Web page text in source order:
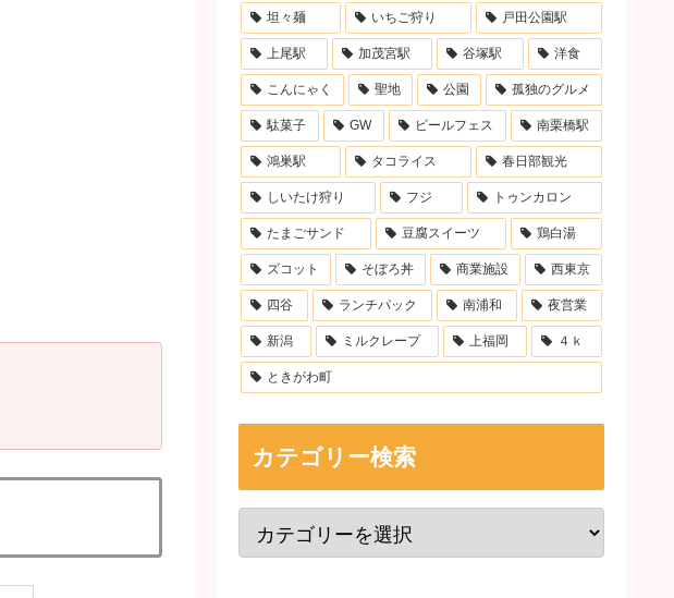
坦々麺 いちご狩り 戸田公園駅
上尾駅 加茂宮駅 谷塚駅 洋食
こんにゃく 聖地 公園 孤独のグルメ
駄菓子 GW ビールフェス 南栗橋駅
鴻巣駅 タコライス 春日部観光
しいたけ狩り フジ トゥンカロン
たまごサンド 豆腐スイーツ 鶏白湯
ズコット そぼろ丼 商業施設 西東京
四谷 ランチパック 南浦和 夜営業
新潟 ミルクレープ 上福岡 ４ｋ
ときがわ町
カテゴリー検索